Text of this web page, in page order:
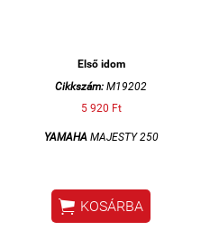
Első idom
Cikkszám: M19202
5 920 Ft
YAMAHA MAJESTY 250
 KOSÁRBA